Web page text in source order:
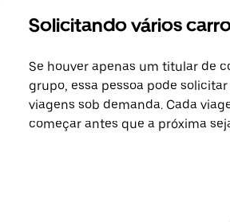
Solicitando vários
Se houver apenas um titular de
grupo, essa pessoa pode solicitar
viagens sob demanda. Cada
começar antes que a próxima